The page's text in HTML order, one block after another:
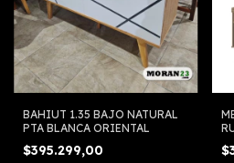
BAHIUT 1.35 BAJO NATURAL
PTA BLANCA ORIENTAL
$395.299,00